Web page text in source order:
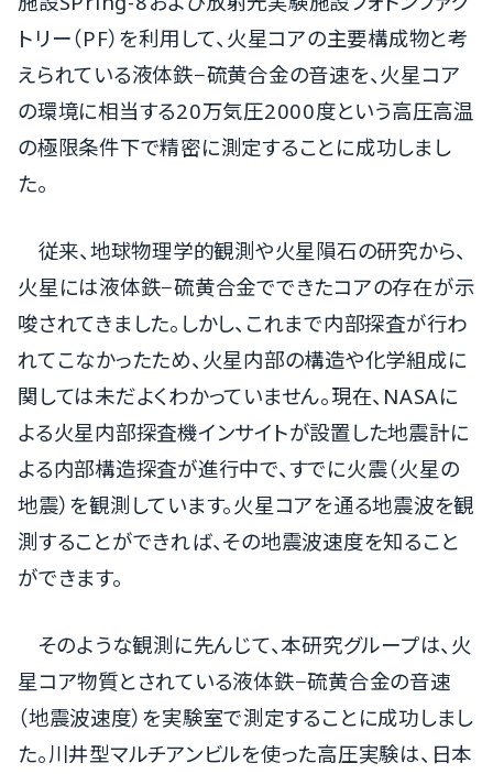
トリー（PF）を利用して、火星コアの主要構成物と考
えられている液体鉄−硫黄合金の音速を、火星コア
の環境に相当する20万気圧2000度という高圧高温
の極限条件下で精密に測定することに成功しまし
た。
従来、地球物理学的観測や火星隕石の研究から、
火星には液体鉄−硫黄合金でできたコアの存在が示
唆されてきました。しかし、これまで内部探査が行わ
れてこなかったため、火星内部の構造や化学組成に
関しては未だよくわかっていません。現在、NASAに
よる火星内部探査機インサイトが設置した地震計に
よる内部構造探査が進行中で、すでに火震（火星の
地震）を観測しています。火星コアを通る地震波を観
測することができれば、その地震波速度を知ること
ができます。
そのような観測に先んじて、本研究グループは、火
星コア物質とされている液体鉄−硫黄合金の音速
（地震波速度）を実験室で測定することに成功しまし
た。川井型マルチアンビルを使った高圧実験は、日本